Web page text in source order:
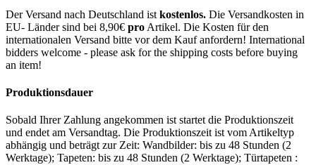
Der Versand nach Deutschland ist kostenlos. Die Versandkosten in
EU- Länder sind bei 8,90€ pro Artikel. Die Kosten für den
internationalen Versand bitte vor dem Kauf anfordern! International
bidders welcome - please ask for the shipping costs before buying
an item!
Produktionsdauer
Sobald Ihrer Zahlung angekommen ist startet die Produktionszeit
und endet am Versandtag. Die Produktionszeit ist vom Artikeltyp
abhängig und beträgt zur Zeit: Wandbilder: bis zu 48 Stunden (2
Werktage); Tapeten: bis zu 48 Stunden (2 Werktage); Türtapeten :